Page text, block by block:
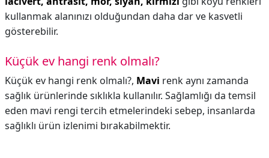
kullanmak alanınızı olduğundan daha dar ve kasvetli
gösterebilir.
Küçük ev hangi renk olmalı?
Küçük ev hangi renk olmalı?, Mavi renk aynı zamanda
sağlık ürünlerinde sıklıkla kullanılır. Sağlamlığı da temsil
eden mavi rengi tercih etmelerindeki sebep, insanlarda
sağlıklı ürün izlenimi bırakabilmektir.